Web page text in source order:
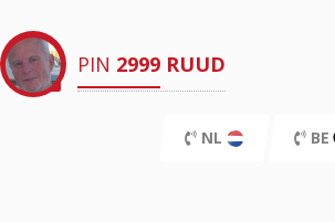
PIN 2999 RUUD
NL BE